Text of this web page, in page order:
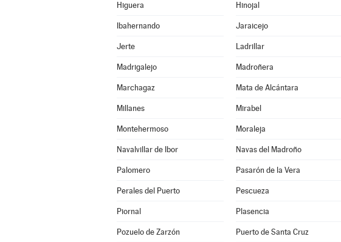
Higuera Hinojal
Ibahernando Jaraicejo
Jerte Ladrillar
Madrigalejo Madroñera
Marchagaz Mata de Alcántara
Millanes Mirabel
Montehermoso Moraleja
Navalvillar de Ibor Navas del Madroño
Palomero Pasarón de la Vera
Perales del Puerto Pescueza
Piornal Plasencia
Pozuelo de Zarzón Puerto de Santa Cruz